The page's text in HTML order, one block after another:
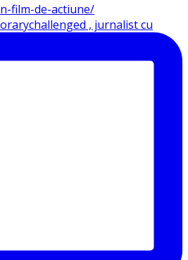
, jurnalist cu